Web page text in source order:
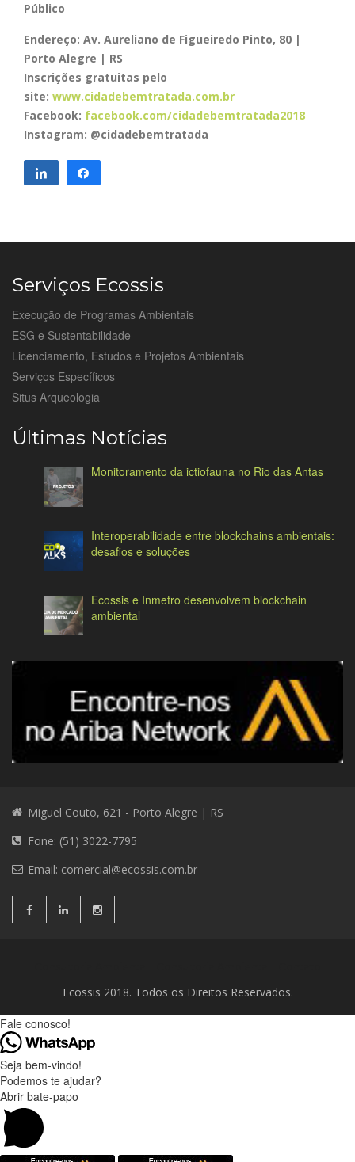
Público
Endereço: Av. Aureliano de Figueiredo Pinto, 80 |
Porto Alegre | RS
Inscrições gratuitas pelo
site: www.cidadebemtratada.com.br
Facebook: facebook.com/cidadebemtratada2018
Instagram: @cidadebemtratada
Compartilhar
Serviços Ecossis
Execução de Programas Ambientais
ESG e Sustentabilidade
Licenciamento, Estudos e Projetos Ambientais
Serviços Específicos
Situs Arqueologia
Últimas Notícias
Monitoramento da ictiofauna no Rio das Antas
Interoperabilidade entre blockchains ambientais:
desafios e soluções
Ecossis e Inmetro desenvolvem blockchain
ambiental
Miguel Couto, 621 - Porto Alegre | RS
Fone: (51) 3022-7795
Email: comercial@ecossis.com.br
Ecossis 2018. Todos os Direitos Reservados.
Fale conosco!
Seja bem-vindo!
Podemos te ajudar?
Abrir bate-papo